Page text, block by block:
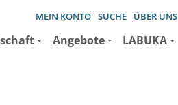
MEIN KONTO SUCHE ÜBER UNS
Angebote LABUKA